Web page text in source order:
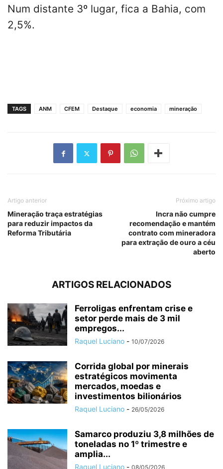
Num distante 3º lugar, fica a Bahia, com
2,5%.
TAGS ANM CFEM Destaque economia mineração
Artigo anterior
Mineração traça estratégias
para reduzir impactos da
Reforma Tributária
Próximo artigo
Incra não cumpre
recomendação e mantém
contrato com mineradora
para extração de ouro a céu
aberto
ARTIGOS RELACIONADOS
Ferroligas enfrentam crise e
setor perde mais de 3 mil
empregos...
Raquel Luciano - 10/07/2026
Corrida global por minerais
estratégicos movimenta
mercados, moedas e
investimentos bilionários
Raquel Luciano - 26/05/2026
Samarco produziu 3,8 milhões de
toneladas no 1º trimestre e
amplia...
Raquel Luciano - 08/05/2026